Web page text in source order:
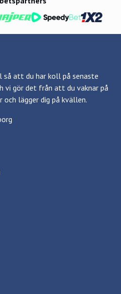
så att du har koll på senaste
vi gör det från att du vaknar på
lägger dig på kvällen.